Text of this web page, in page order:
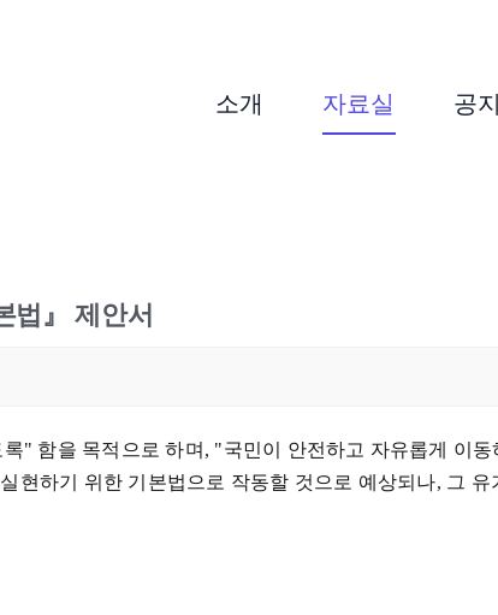
소개 자료실 공
법』 제안서
" 함을 목적으로 하며, "국민이 안전하고 자유롭게 이동
현하기 위한 기본법으로 작동할 것으로 예상되나, 그 유